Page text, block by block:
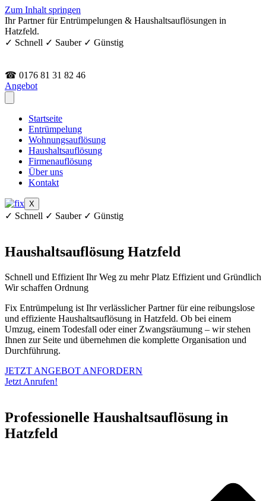
Zum Inhalt springen
Ihr Partner für Entrümpelungen & Haushaltsauflösungen in
Hatzfeld.
✓ Schnell ✓ Sauber ✓ Günstig
☎ 0176 81 31 82 46
Angebot
Startseite
Entrümpelung
Wohnungsauflösung
Haushaltsauflösung
Firmenauflösung
Über uns
Kontakt
X
✓ Schnell ✓ Sauber ✓ Günstig
Haushaltsauflösung Hatzfeld
Schnell und Effizient Ihr Weg zu mehr Platz Effizient und Gründlich
Wir schaffen Ordnung
Fix Entrümpelung ist Ihr verlässlicher Partner für eine reibungslose
und effiziente Haushaltsauflösung in Hatzfeld. Ob bei einem
Umzug, einem Todesfall oder einer Zwangsräumung – wir stehen
Ihnen zur Seite und übernehmen die komplette Organisation und
Durchführung.
JETZT ANGEBOT ANFORDERN
Jetzt Anrufen!
Professionelle Haushaltsauflösung in
Hatzfeld